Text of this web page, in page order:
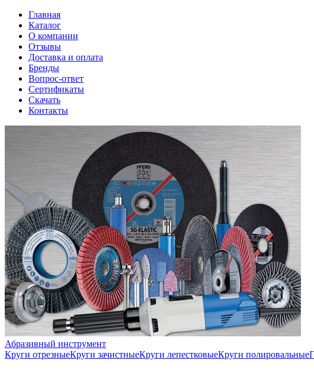
Главная
Каталог
О компании
Отзывы
Доставка и оплата
Бренды
Вопрос-ответ
Сертификаты
Скачать
Контакты
Абразивный инструмент
Круги отрезныеКруги зачистныеКруги лепестковыеКруги полировальные